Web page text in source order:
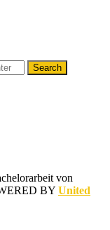
von
BY United